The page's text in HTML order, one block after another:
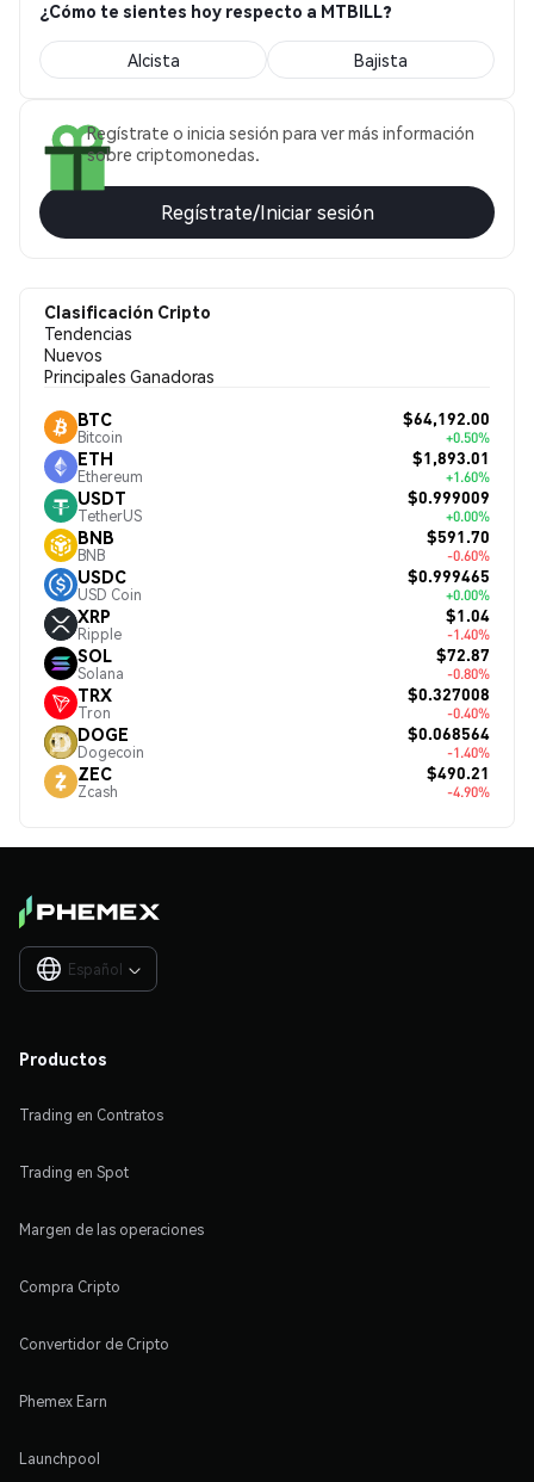
¿Cómo te sientes hoy respecto a MTBILL?
Alcista Bajista
Regístrate o inicia sesión para ver más información
sobre criptomonedas.
Regístrate/Iniciar sesión
Clasificación Cripto
Tendencias
Nuevos
Principales Ganadoras
BTC
Bitcoin
$64,192.00
+0.50%
ETH
Ethereum
$1,893.01
+1.60%
USDT
TetherUS
$0.999009
+0.00%
BNB
BNB
$591.70
-0.60%
USDC
USD Coin
$0.999465
+0.00%
XRP
Ripple
$1.04
-1.40%
SOL
Solana
$72.87
-0.80%
TRX
Tron
$0.327008
-0.40%
DOGE
Dogecoin
$0.068564
-1.40%
ZEC
Zcash
$490.21
-4.90%
Español 
Productos
Trading en Contratos
Trading en Spot
Margen de las operaciones
Compra Cripto
Convertidor de Cripto
Phemex Earn
Launchpool